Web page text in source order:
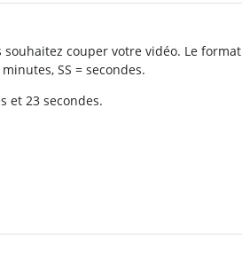
couper votre vidéo. Le format
SS = secondes.
et 23 secondes.